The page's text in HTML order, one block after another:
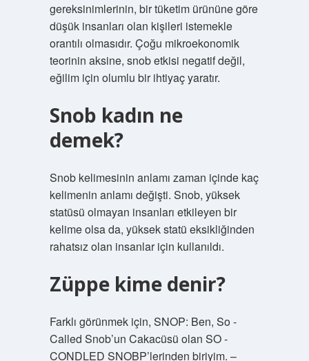
gereksinimlerinin, bir tüketim ürününe göre
düşük insanları olan kişileri istemekle
orantılı olmasıdır. Çoğu mikroekonomik
teorinin aksine, snob etkisi negatif değil,
eğilim için olumlu bir ihtiyaç yaratır.
Snob kadın ne
demek?
Snob kelimesinin anlamı zaman içinde kaç
kelimenin anlamı değişti. Snob, yüksek
statüsü olmayan insanları etkileyen bir
kelime olsa da, yüksek statü eksikliğinden
rahatsız olan insanlar için kullanıldı.
Züppe kime denir?
Farklı görünmek için, SNOP: Ben, So -
Called Snob’un Cakacüsü olan SO -
CONDLED SNOBP’lerinden biriyim. –